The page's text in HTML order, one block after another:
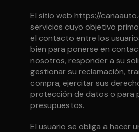
El sitio web https://
servicios cuyo objetivo
el contacto entre los
bien para ponerse en
nosotros, responder a su
gestionar su reclamación,
compra, ejercitar sus
protección de datos o para
presupuestos.
El usuario se obliga a hacer